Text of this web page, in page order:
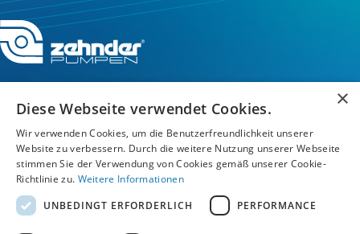
Service-Hotline
Service
Unternehmen
×
Diese Webseite verwendet Cookies.
Wir verwenden Cookies, um die Benutzerfreundlichkeit unserer
Website zu verbessern. Durch die weitere Nutzung unserer Webseite
stimmen Sie der Verwendung von Cookies gemäß unserer Cookie-
Richtlinie zu. Weitere Informationen
UNBEDINGT ERFORDERLICH
PERFORMANCE